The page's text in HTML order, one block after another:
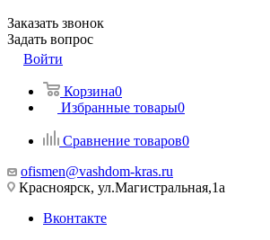
Заказать звонок
Задать вопрос
Войти
Корзина0
Избранные товары0
Сравнение товаров0
ofismen@vashdom-kras.ru
Красноярск, ул.Магистральная,1а
Вконтакте